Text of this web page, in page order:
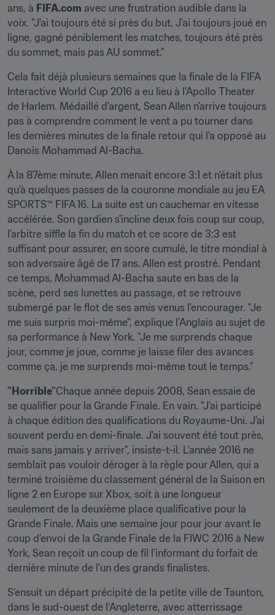
ans, à FIFA.com avec une frustration audible dans la
voix. "J'ai toujours été si près du but. J'ai toujours joué en
ligne, gagné péniblement les matches, toujours été près
du sommet, mais pas AU sommet."
Cela fait déjà plusieurs semaines que la finale de la FIFA
Interactive World Cup 2016 a eu lieu à l'Apollo Theater
de Harlem. Médaillé d'argent, Sean Allen n'arrive toujours
pas à comprendre comment le vent a pu tourner dans
les dernières minutes de la finale retour qui l'a opposé au
Danois Mohammad Al-Bacha.
À la 87ème minute, Allen menait encore 3:1 et n'était plus
qu'à quelques passes de la couronne mondiale au jeu EA
SPORTS™ FIFA 16. La suite est un cauchemar en vitesse
accélérée. Son gardien s'incline deux fois coup sur coup,
l'arbitre siffle la fin du match et ce score de 3:3 est
suffisant pour assurer, en score cumulé, le titre mondial à
son adversaire âgé de 17 ans. Allen est prostré. Pendant
ce temps, Mohammad Al-Bacha saute en bas de la
scène, perd ses lunettes au passage, et se retrouve
submergé par le flot de ses amis venus l'encourager. "Je
me suis surpris moi-même", explique l'Anglais au sujet de
sa performance à New York. "Je me surprends chaque
jour, comme je joue, comme je laisse filer des avances
comme ça, je me surprends moi-même tout le temps."
"Horrible"Chaque année depuis 2008, Sean essaie de
se qualifier pour la Grande Finale. En vain. "J'ai participé
à chaque édition des qualifications du Royaume-Uni. J'ai
souvent perdu en demi-finale. J'ai souvent été tout près,
mais sans jamais y arriver", insiste-t-il. L'année 2016 ne
semblait pas vouloir déroger à la règle pour Allen, qui a
terminé troisième du classement général de la Saison en
ligne 2 en Europe sur Xbox, soit à une longueur
seulement de la deuxième place qualificative pour la
Grande Finale. Mais une semaine jour pour jour avant le
coup d'envoi de la Grande Finale de la FIWC 2016 à New
York, Sean reçoit un coup de fil l'informant du forfait de
dernière minute de l'un des grands finalistes.
S'ensuit un départ précipité de la petite ville de Taunton,
dans le sud-ouest de l'Angleterre, avec atterrissage